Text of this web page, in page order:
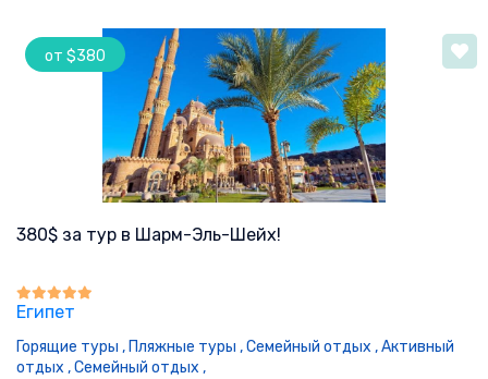
от $380
380$ за тур в Шарм-Эль-Шейх!
Египет
Горящие туры , Пляжные туры ,Семейный отдых ,Активный
отдых ,Семейный отдых ,